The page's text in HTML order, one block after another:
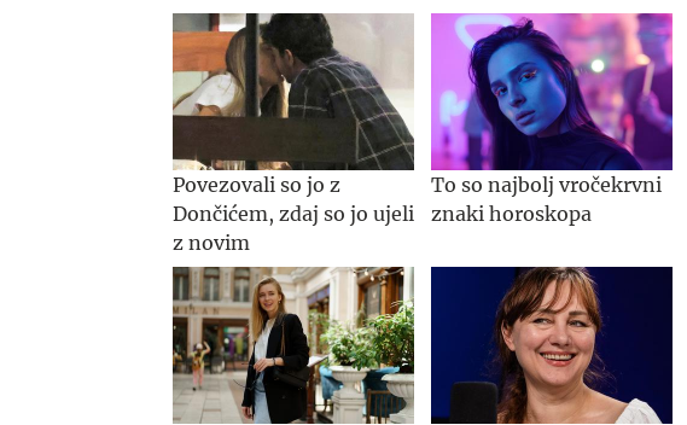
Povezovali so jo z
Dončićem, zdaj so jo ujeli
z novim
To so najbolj vročekrvni
znaki horoskopa